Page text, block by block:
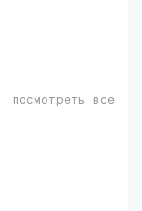
посмотреть все